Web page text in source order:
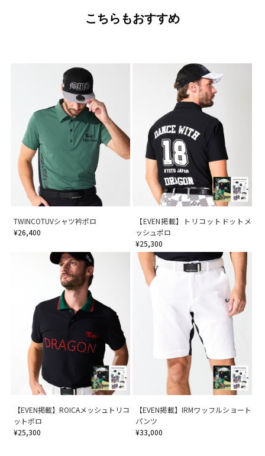
こちらもおすすめ
TWINCOTUVシャツ衿ポロ
¥26,400
【EVEN掲載】トリコットドットメ
ッシュポロ
¥25,300
【EVEN掲載】ROICAメッシュトリコ
ットポロ
¥25,300
【EVEN掲載】IRMワッフルショート
パンツ
¥33,000